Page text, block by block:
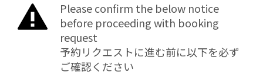
Please confirm the below notice
before proceeding with booking
request
予約リクエストに進む前に以下を必ず
ご確認ください